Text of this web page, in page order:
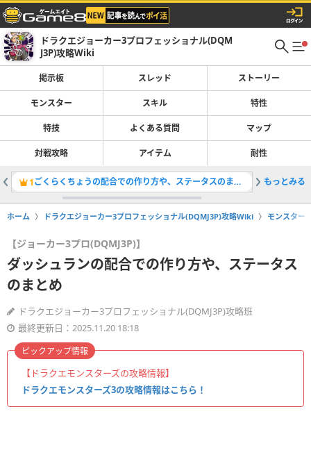
ドラクエジョーカー3プロフェッショナル(DQM
J3P)攻略Wiki
掲示板 スレッド ストーリー
モンスター スキル 特性
特技 よくある質問 マップ
対戦攻略 アイテム 耐性
1 ごくらくちょうの配合での作り方や、ステータスのまとめ 2アスタ
もっとみる
ホーム ドラクエジョーカー3プロフェッショナル(DQMJ3P)攻略Wiki モンスター
【ジョーカー3プロ(DQMJ3P)】
ダッシュランの配合での作り方や、ステータス
のまとめ
ドラクエジョーカー3プロフェッショナル(DQMJ3P)攻略班
最終更新日：2025.11.20 18:18
【ドラクエモンスターズの攻略情報】
ドラクエモンスターズ3の攻略情報はこちら！
ピックアップ情報